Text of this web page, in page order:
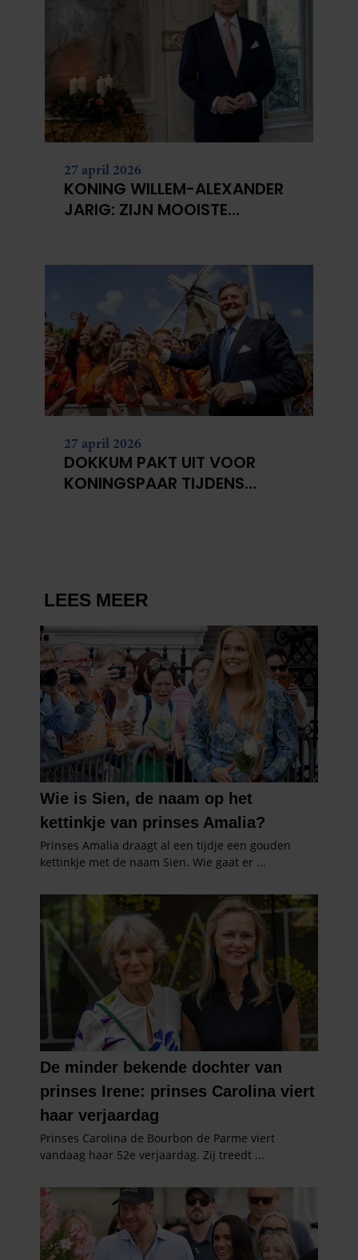
partners kunnen deze gegevens combineren met andere
informatie die u aan ze heeft verstrekt of die ze hebben
verzameld op basis van uw gebruik van hun services. U
gaat akkoord met onze cookies als u onze website blijft
gebruiken.
27 april 2026
KONING WILLEM-ALEXANDER
JARIG: ZIJN MOOISTE
27 april 2026
DOKKUM PAKT UIT VOOR
KONINGSPAAR TIJDENS